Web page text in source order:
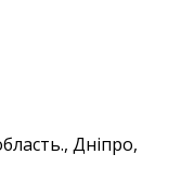
Дніпро,